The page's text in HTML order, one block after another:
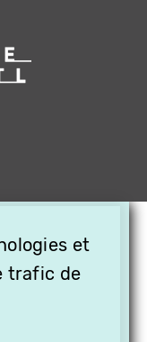
et
trafic de
EN
VOS
!